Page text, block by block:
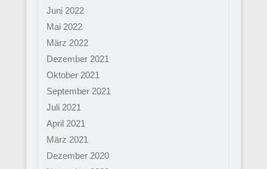
Juni 2022
Mai 2022
März 2022
Dezember 2021
Oktober 2021
September 2021
Juli 2021
April 2021
März 2021
Dezember 2020